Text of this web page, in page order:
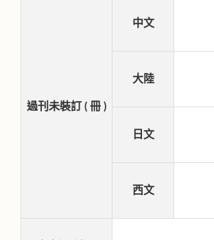
過刊未裝訂 ( 冊 )
中文
大陸
日文
西文